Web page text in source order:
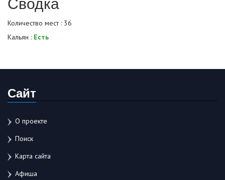
Количество мест : 36
Кальян : Есть
Сайт
О проекте
Поиск
Карта сайта
Афиша